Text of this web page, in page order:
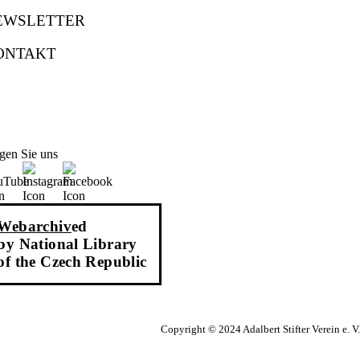
Sie uns
ed
National Library
the Czech Republic
Copyright © 2024 Adalbert Stifter Verein e. V.